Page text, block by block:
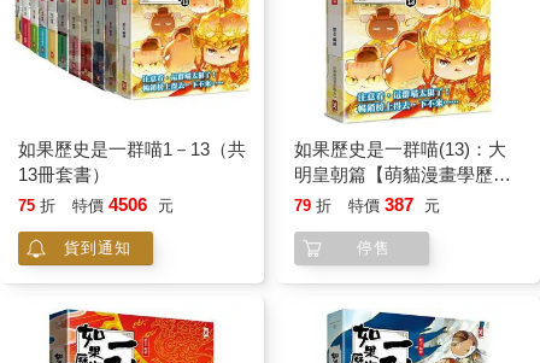
如果歷史是一群喵1－13（共
13冊套書）
75 折 特價 4506 元
貨到通知
如果歷史是一群喵(13)：大
明皇朝篇【萌貓漫畫學歷
史】
79 折 特價 387 元
停售